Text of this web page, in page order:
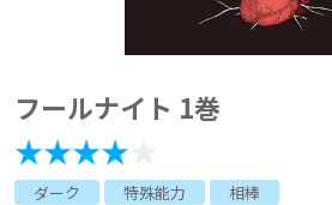
フールナイト 1巻
ダーク 特殊能力
相棒